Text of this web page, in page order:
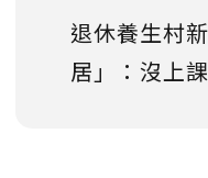
退休養生村
居」：沒上